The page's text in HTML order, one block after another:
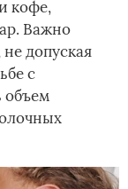
кофе,
Важно
допуская
с
объем